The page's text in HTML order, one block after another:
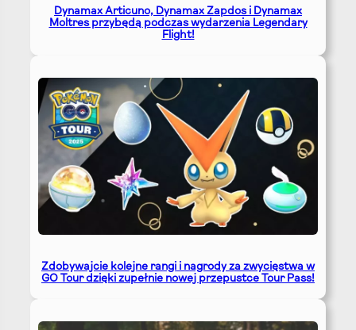
Dynamax Articuno, Dynamax Zapdos i Dynamax
Moltres przybędą podczas wydarzenia Legendary
Flight!
Zdobywajcie kolejne rangi i nagrody za zwycięstwa w
GO Tour dzięki zupełnie nowej przepustce Tour Pass!